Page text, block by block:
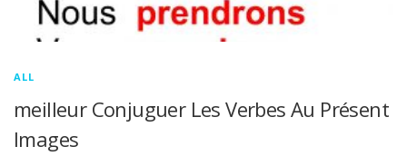
ALL
meilleur Conjuguer Les Verbes Au Présent
Images